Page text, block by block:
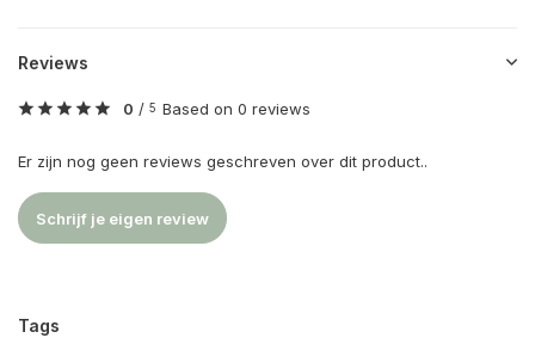
Reviews
0 / 5 Based on 0 reviews
Er zijn nog geen reviews geschreven over dit product..
Schrijf je eigen review
Tags